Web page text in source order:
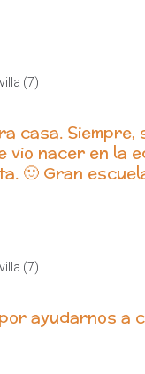
casa. Siempre,
vio nacer en la
🙂 Gran
ayudarnos a